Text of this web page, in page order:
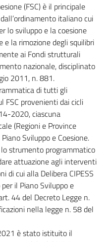
(FSC) è il principale
italiano cui
lo sviluppo e la coesione
e la rimozione degli squilibri
ai Fondi strutturali
nazionale, disciplinato
2011, n. 881.
di tutti gli
provenienti dai cicli
2020, ciascuna
(Regioni e Province
Sviluppo e Coesione.
strumento programmatico
attuazione agli interventi
di cui alla Delibera CIPESS
il Piano Sviluppo e
44 del Decreto Legge n.
nella legge n. 58 del
è stato istituito il